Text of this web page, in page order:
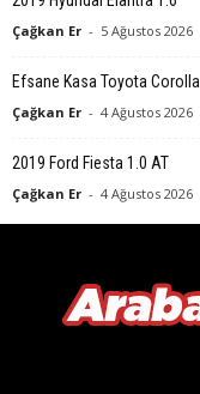
Çağkan Er - 5 Ağustos 2026
Efsane Kasa Toyota Corolla
Çağkan Er - 4 Ağustos 2026
2019 Ford Fiesta 1.0 AT
Çağkan Er - 4 Ağustos 2026